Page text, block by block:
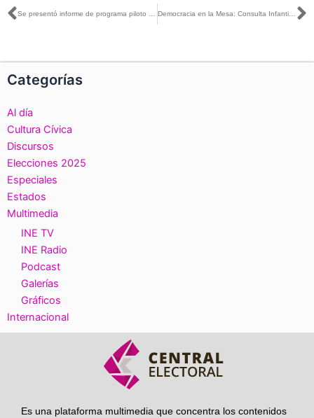
Ant Se presentó informe de programa piloto de primeros auxilios psicológicos, orientación, asesoría de VPMRG Democracia en la Mesa: Consulta Infantil y Juvenil 2024
Categorías
Al día
Cultura Cívica
Discursos
Elecciones 2025
Especiales
Estados
Multimedia
INE TV
INE Radio
Podcast
Galerías
Gráficos
Internacional
Es una plataforma multimedia que concentra los contenidos